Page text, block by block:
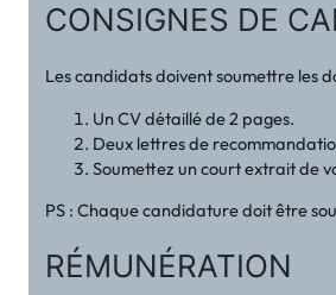
CONSIGNES DE
Les candidats doivent soumettre les
Un CV détaillé de 2 pages.
Deux lettres de
Soumettez un court extrait de
PS : Chaque candidature doit être
RÉMUNÉRATION